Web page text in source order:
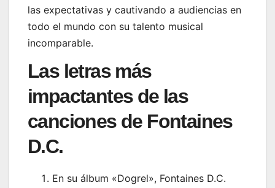
las expectativas y cautivando a audiencias en
todo el mundo con su talento musical
incomparable.
Las letras más
impactantes de las
canciones de Fontaines
D.C.
En su álbum «Dogrel», Fontaines D.C.